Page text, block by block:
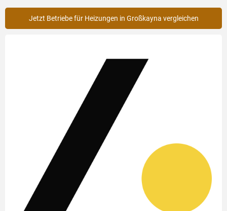
Jetzt Betriebe für Heizungen in Großkayna vergleichen